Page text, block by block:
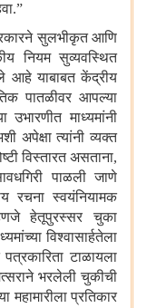
”
सुलभीकृत आणि
नियम सुव्यवस्थित
आहे याबाबत केंद्रीय
पातळीवर आपल्या
उभारणीत माध्यमांनी
अपेक्षा त्यांनी व्यक्त
विस्तारत असताना,
पाळली जाणे
रचना स्वयंनियामक
हेतूपुरस्सर चुका
विश्वासार्हतेला
टाळायला
भरलेली चुकीची
महामारीला प्रतिकार